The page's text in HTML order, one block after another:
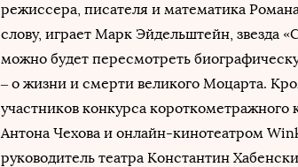
режиссера, писателя и математика
слову, играет Марк Эйдельштейн, звезда
можно будет пересмотреть
– о жизни и смерти великого Моцарта.
участников конкурса
Антона Чехова и онлайн-кинотеатром
руководитель театра Константин